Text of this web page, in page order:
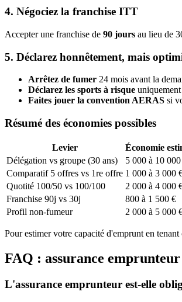
4. Négociez la franchise ITT
Accepter une franchise de 90 jours au lieu de
5. Déclarez honnêtement, mais
Arrêtez de fumer 24 mois avant la
Déclarez les sports à risque
Faites jouer la convention AERAS si
Résumé des économies possibles
Levier
Économie
Délégation vs groupe (30 ans)
5 000 à 10
Comparatif 5 offres vs 1re offre 1 000 à 3 000
Quotité 100/50 vs 100/100
2 000 à 4 000
Franchise 90j vs 30j
800 à 1 500 €
Profil non-fumeur
2 000 à 5 000
Pour estimer votre capacité d'emprunt en
FAQ : assurance emprunteur
L'assurance emprunteur est-elle